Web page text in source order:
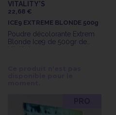
VITALITY'S
22,68 €
ICE9 EXTREME BLONDE 500g
Poudre décolorante Extrem
Blonde Ice9 de 500gr de
Vitality's